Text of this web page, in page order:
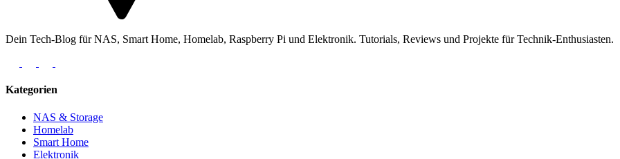
Dein Tech-Blog für NAS, Smart Home, Homelab, Raspberry Pi und Elektronik. Tutorials, Reviews und Projekte für Technik-Enthusiasten.
Kategorien
NAS & Storage
Homelab
Smart Home
Elektronik